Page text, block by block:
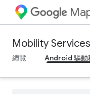
Mobility Services
總覽 Android 驅動